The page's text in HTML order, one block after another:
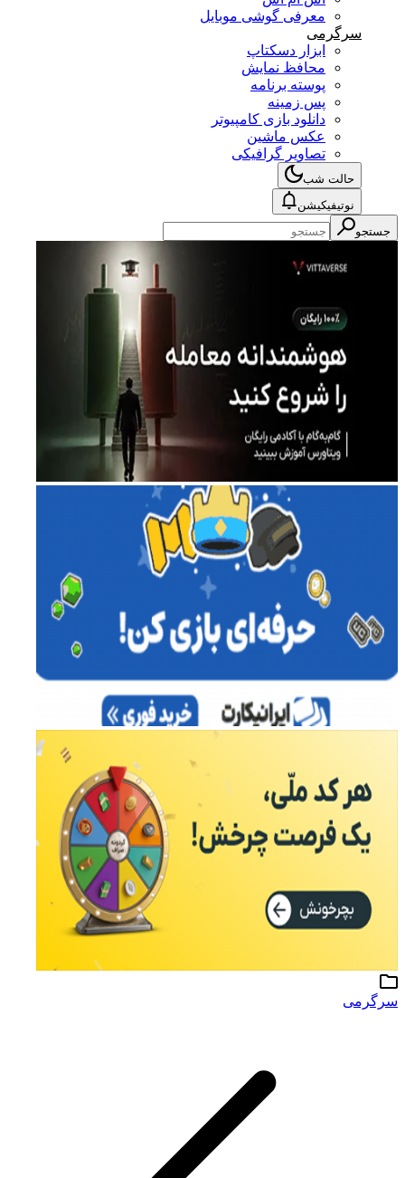
معرفی گوشی موبایل
سرگرمی
ابزار دسکتاپ
محافظ نمایش
پوسته برنامه
پس زمینه
دانلود بازی کامپیوتر
عکس ماشین
تصاویر گرافیکی
حالت شب
نوتیفیکیشن
جستجو
سرگرمی